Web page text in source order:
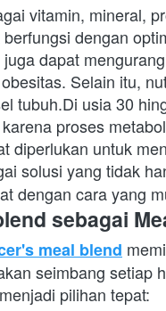
vitamin, mineral,
dengan
dapat
Selain itu,
tubuh.Di usia 30
proses
diperlukan untuk
solusi yang tidak
dengan cara yang
sebagai
meal blend
seimbang setiap
menjadi pilihan tepat: